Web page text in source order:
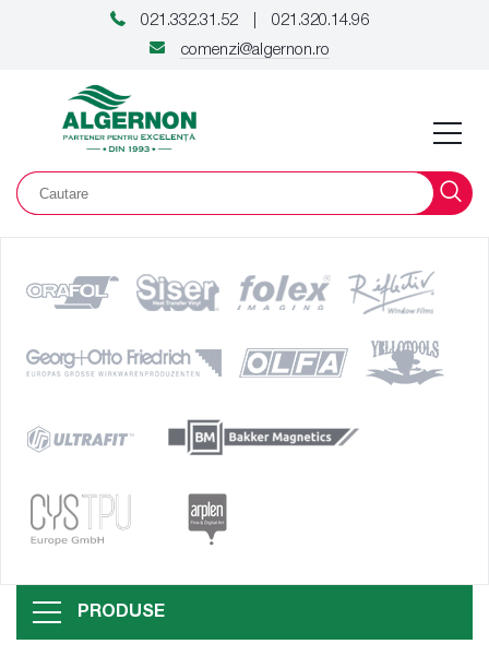
021.332.31.52
021.320.14.96
comenzi@algernon.ro
PRODUSE